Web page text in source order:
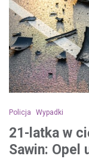
Policja Wypadki
21-latka w
Sawin: Opel